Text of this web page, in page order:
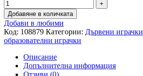
Добавяне в количката
Добави в любими
Код: 108879 Категории: Дървени играчки
образователни играчки
Описание
Допълнителна информация
Отзиви (0)